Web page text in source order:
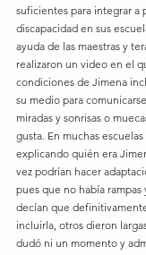
suficientes para integrar a
discapacidad en sus
ayuda de las maestras y
realizaron un video en el
condiciones de Jimena
su medio para
miradas y sonrisas o
gusta. En muchas
explicando quién era
vez podrían hacer
pues que no había rampas
decían que
incluirla, otros dieron
dudó ni un momento y